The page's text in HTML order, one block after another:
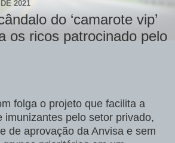
2021
do ‘camarote vip’
os ricos patrocinado pelo
folga o projeto que facilita a
imunizantes pelo setor privado,
de aprovação da Anvisa e sem